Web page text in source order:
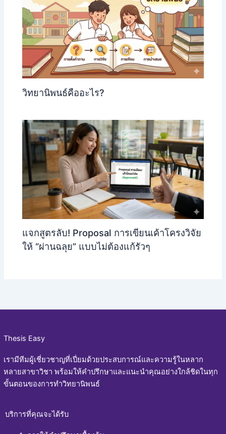
วิทยานิพนธ์คืออะไร?
แจกสูตรลับ! Proposal การเขียนเค้าโครงวิจัย
ให้ “ผ่านฉลุย” แบบไม่ต้องแก้รัวๆ
Thesis Easy
เรามีทีมผู้เชี่ยวชาญที่เปี่ยมด้วยประสบการณ์และความรู้ในหลาก
หลายสาขาวิชา พร้อมให้คำปรึกษาและแนะนำคุณอย่างใกล้ชิดในทุก
ขั้นตอนของการทำวิทยานิพนธ์
บริการที่คุณจะได้รับ